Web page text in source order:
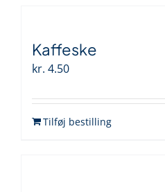
Kaffeske
kr. 4.50
Tilføj bestilling